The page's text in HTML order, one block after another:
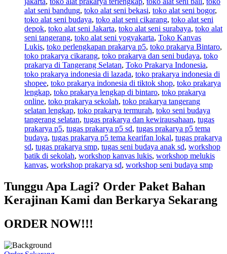
alat seni bandung, toko alat seni bekasi, toko alat seni bogor,
toko alat seni budaya, toko alat seni cikarang, toko alat seni
depok, toko alat seni Jakarta, toko alat seni surabaya, toko alat
seni tangerang, toko alat seni yogyakarta, Toko Kanvas
Lukis, toko perlengkapan prakarya p5, toko prakarya Bintaro,
toko prakarya cikarang, toko prakarya dan seni budaya, toko
prakarya di Tangerang Selatan, Toko Prakarya Indonesia,
toko prakarya indonesia di lazada, toko prakarya indonesia di
shopee, toko prakarya indonesia di tiktok shop, toko prakarya
lengkap, toko prakarya lengkap di bintaro, toko prakarya
online, toko prakarya sekolah, toko prakarya tangerang
selatan lengkap, toko prakarya termurah, toko seni budaya
tangerang selatan, tugas prakarya dan kewirausahaan, tugas
prakarya p5, tugas prakarya p5 sd, tugas prakarya p5 tema
budaya, tugas prakarya p5 tema kearifan lokal, tugas prakarya
sd, tugas prakarya smp, tugas seni budaya anak sd, workshop
batik di sekolah, workshop kanvas lukis, workshop melukis
kanvas, workshop prakarya sd, workshop seni budaya smp
Tunggu Apa Lagi? Order Paket Bahan
Kerajinan Kami dan Berkarya Sekarang
ORDER NOW!!!